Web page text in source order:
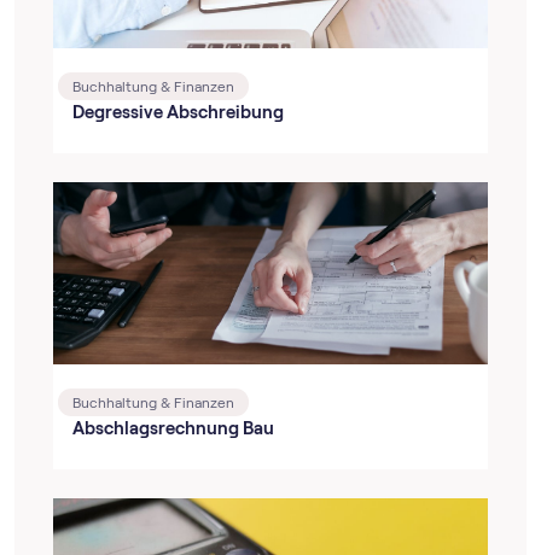
Buchhaltung & Finanzen
Degressive Abschreibung
Buchhaltung & Finanzen
Abschlagsrechnung Bau